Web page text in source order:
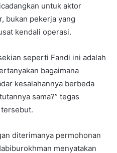
untuk aktor
bukan pekerja yang
kendali operasi.
seperti Fandi ini adalah
bagaimana
kesalahannya berbeda
sama?” tegas
diterimanya permohonan
menyatakan